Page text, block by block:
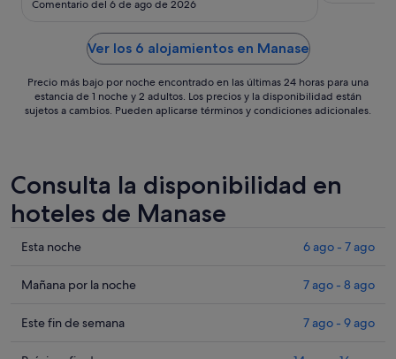
great. Breakfast was very basic. Facility seems to
be struggling as some building maintenance
needed done. ..."
Comentario del 6 de ago de 2026
Ver los 6 alojamientos en Manase
Precio más bajo por noche encontrado en las últimas 24 horas para una
estancia de 1 noche y 2 adultos. Los precios y la disponibilidad están
sujetos a cambios. Pueden aplicarse términos y condiciones adicionales.
Consulta la disponibilidad en
hoteles de Manase
Comprueba
precios
Manase
Esta noche 6 ago - 7 ago
Comprueba
precios
Mañana por la noche 7 ago - 8 ago
Comprueba
Este fin de semana 7 ago - 9 ago